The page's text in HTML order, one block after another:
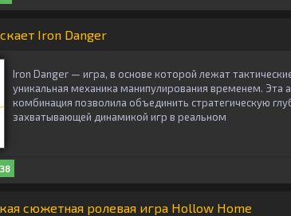
Iron Danger
Iron Danger — игра, в основе которой лежат
уникальная механика манипулирования временем. Эта
комбинация позволила объединить стратегическую
захватывающей динамикой игр в реальном
сюжетная ролевая игра Hollow Home